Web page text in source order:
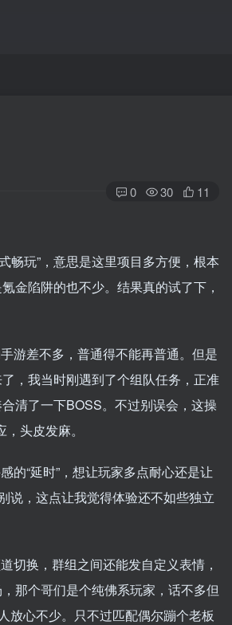
0 30 11
畅玩”，意思是这里项目多方便，根本
金陷阱的也不少。结果真的试了下，
游差不多，普通得不能再普通。但是
，我当时刚遇到了个组队任务，正准
清了一下BOSS。不过别误会，这操
头皮发麻。
的“延时”，想让玩家多点耐心还是让
说，这点让我觉得体验还不如些独立
切换，群组之间还能发自定义表情，
那个哥们是个纯佛系玩家，话不多但
放心不少。只不过匹配偶尔蹦个老板